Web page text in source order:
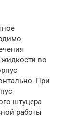
во
При
штуцера
работы